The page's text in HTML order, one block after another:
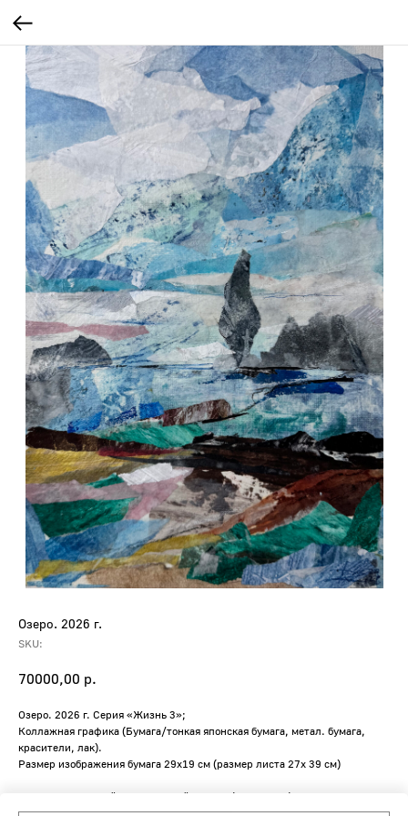
Озеро. 2026 г.
SKU:
70000,00 р.
Озеро. 2026 г. Серия «Жизнь 3»;
Коллажная графика (Бумага/тонкая японская бумага, метал. бумага,
красители, лак).
Размер изображения бумага 29х19 см (размер листа 27х 39 см)
За дополнительной информацией о ценах/габаритах/материалах
обращайтесь к менеджеру по номеру: +7 999 472 84 11